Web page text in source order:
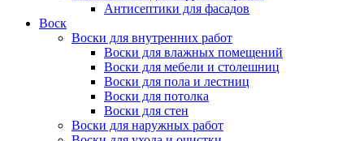
Антисептики для фасадов
Воск
Воски для внутренних работ
Воски для влажных помещений
Воски для мебели и столешниц
Воски для пола и лестниц
Воски для потолка
Воски для стен
Воски для наружных работ